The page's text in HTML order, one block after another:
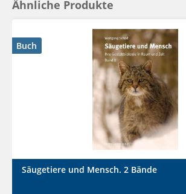
Ähnliche Produkte
Buch
Säugetiere und Mensch. 2 Bände